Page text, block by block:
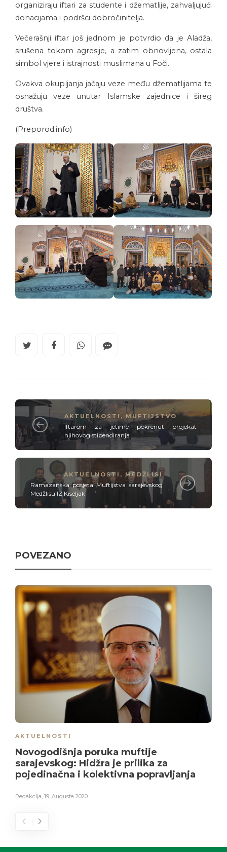
organiziraju iftari za studente i džematlije, zahvaljujući
donacijama i podršci dobročinitelja.
Večerašnji iftar još jednom je potvrdio da je Aladža,
srušena tokom agresije, a zatim obnovljena, ostala
simbol vjere i istrajnosti muslimana u Foči.
Ovakva okupljanja jačaju veze među džematlijama te
osnažuju veze unutar Islamske zajednice i šireg
društva.
(Preporod.info)
AKTUELNOSTI , MUFTIJSTVO
Iftarom za jetime pokrenut projekat
njihovog stipendiranja
AKTUELNOSTI , MEDŽLISI
Ramazanska posjeta Muftijstva sarajevskog
Medžlisu IZ Kiseljak
POVEZANO
AKTUELNOSTI
Novogodišnja poruka muftije
sarajevskog: Hidžra je prilika za
pojedinačna i kolektivna popravljanja
Redakcija 19. Augusta 2020.